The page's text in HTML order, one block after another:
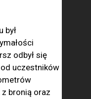
był
odbył się
od uczestników
z bronią oraz